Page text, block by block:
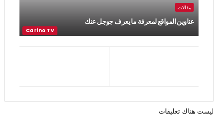
مقالات
عناوين المواقع لمعرفة ما يعرف جوجل عنك
ليست هناك تعليقات